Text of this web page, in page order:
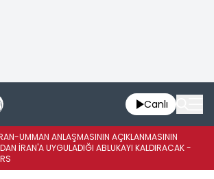
Canlı
UMMAN ANLAŞMASININ AÇIKLANMASININ
İRAN'A UYGULADIĞI ABLUKAYI KALDIRACAK -